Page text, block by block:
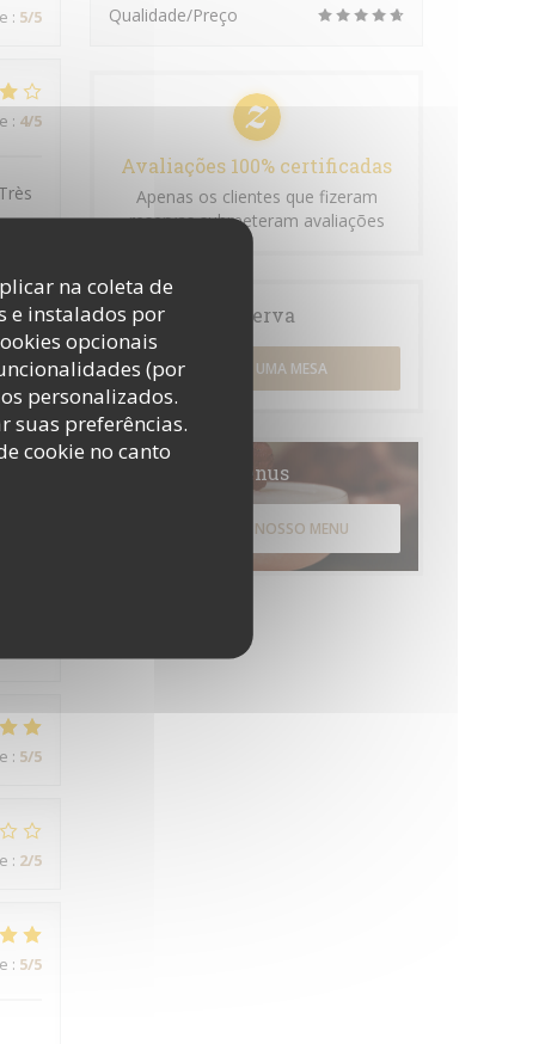
na coleta de
e instalados por
opcionais
(por
personalizados.
suas preferências.
cookie no canto
: 5/5
: 4/5
:5 /5
: 5/5
: 5/5
: 2/5
: 5/5
Qualidade/Preço
Avaliações 100% certificadas
Apenas os clientes que fizeram
reservas submeteram avaliações
Reserva
RESERVAR UMA MESA
Menus
DESCUBRA O NOSSO MENU